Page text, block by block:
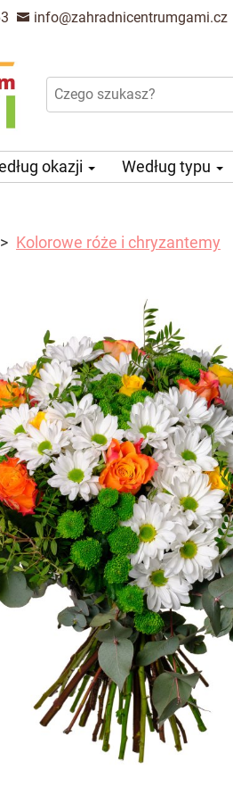
info@zahradnicentrumgami.cz
okazji Według typu
Kolorowe róże i chryzantemy